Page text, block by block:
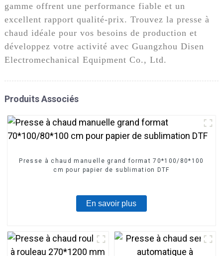
gamme offrent une performance fiable et un
excellent rapport qualité-prix. Trouvez la presse à
chaud idéale pour vos besoins de production et
développez votre activité avec Guangzhou Disen
Electromechanical Equipment Co., Ltd.
Produits Associés
Presse à chaud manuelle grand format 70*100/80*100
cm pour papier de sublimation DTF
En savoir plus